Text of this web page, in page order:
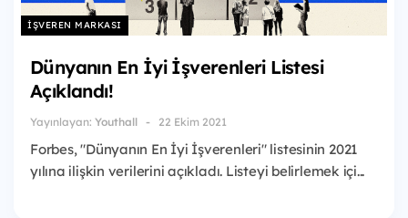
İŞVEREN MARKASI
Dünyanın En İyi İşverenleri Listesi
Açıklandı!
Yayınlayan: Youthall 22 Ekim 2021
Forbes, "Dünyanın En İyi İşverenleri" listesinin 2021
yılına ilişkin verilerini açıkladı. Listeyi belirlemek içi...